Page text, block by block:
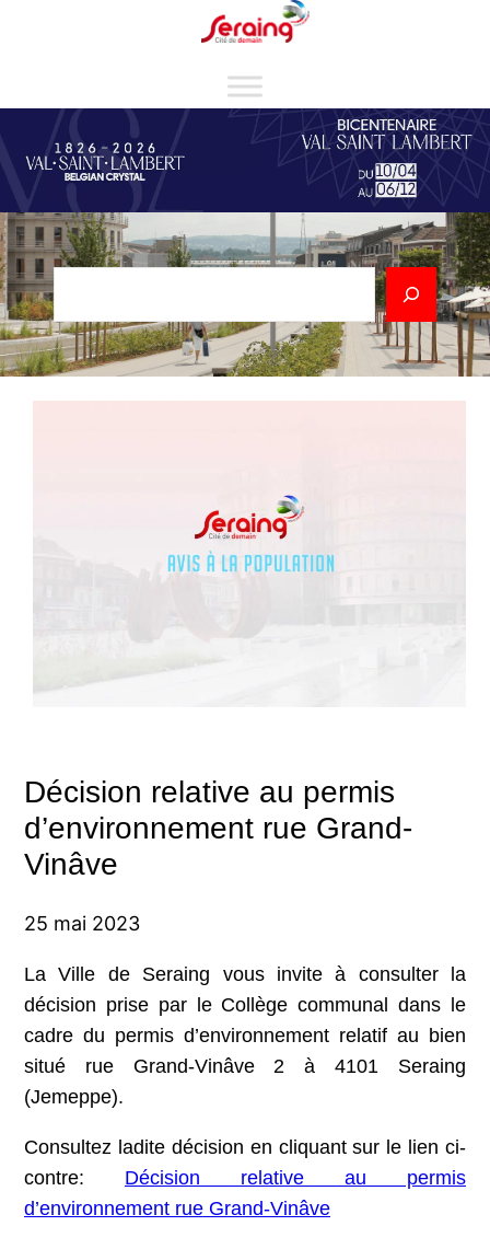
Rechercher
Décision relative au permis
d’environnement rue Grand-
Vinâve
25 mai 2023
La Ville de Seraing vous invite à consulter la
décision prise par le Collège communal dans le
cadre du permis d’environnement relatif au bien
situé rue Grand-Vinâve 2 à 4101 Seraing
(Jemeppe).
Consultez ladite décision en cliquant sur le lien ci-
contre: Décision relative au permis
d’environnement rue Grand-Vinâve
Cookies management panel